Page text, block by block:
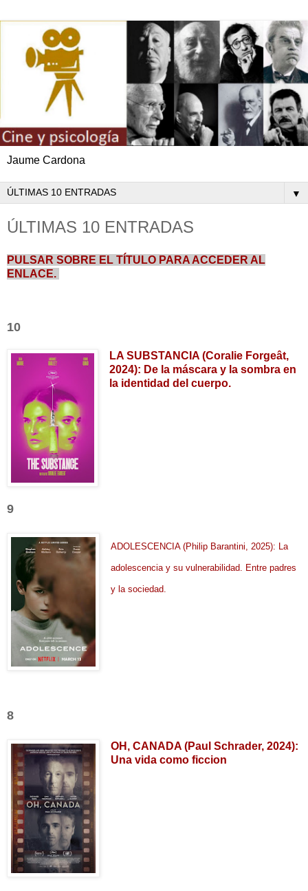
Jaume Cardona
▼
ÚLTIMAS 10 ENTRADAS
PULSAR SOBRE EL TÍTULO PARA ACCEDER AL
ENLACE.
10
LA SUBSTANCIA (Coralie Forgeât,
2024): De la máscara y la sombra en
la identidad del cuerpo.
9
ADOLESCENCIA (Philip Barantini, 2025): La
adolescencia y su vulnerabilidad. Entre padres
y la sociedad.
8
OH, CANADA (Paul Schrader, 2024):
Una vida como ficcion